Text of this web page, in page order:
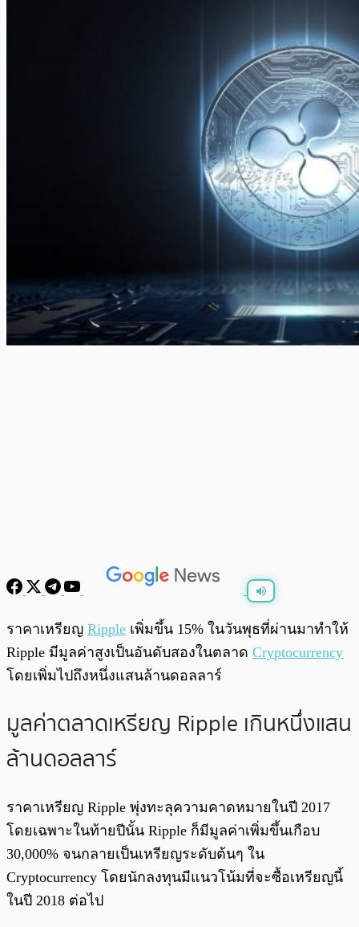
พร้อมเล่น 0:00 0:00
ราคาเหรียญ Ripple เพิ่มขึ้น 15% ในวันพุธที่ผ่านมาทำให้
Ripple มีมูลค่าสูงเป็นอันดับสองในตลาด Cryptocurrency
โดยเพิ่มไปถึงหนึ่งแสนล้านดอลลาร์
มูลค่าตลาดเหรียญ Ripple เกินหนึ่งแสน
ล้านดอลลาร์
ราคาเหรียญ Ripple พุ่งทะลุความคาดหมายในปี 2017
โดยเฉพาะในท้ายปีนั้น Ripple ก็มีมูลค่าเพิ่มขึ้นเกือบ
30,000% จนกลายเป็นเหรียญระดับต้นๆ ใน
Cryptocurrency โดยนักลงทุนมีแนวโน้มที่จะซื้อเหรียญนี้
ในปี 2018 ต่อไป